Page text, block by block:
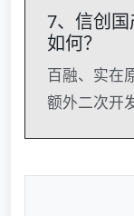
7、信创
如何？
百融、实在
额外二次开